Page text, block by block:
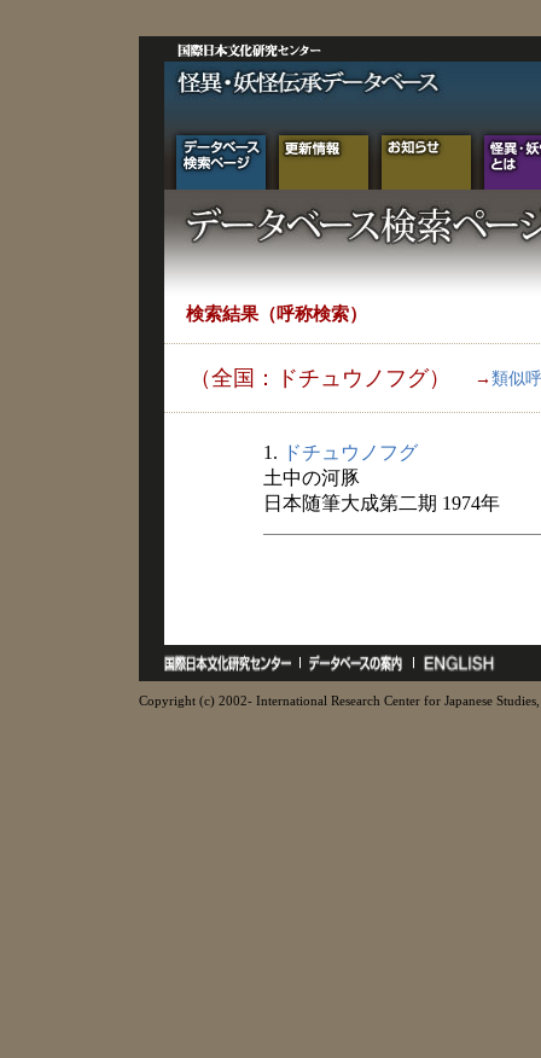
検索結果（呼称検索）
（全国：ドチュウノフグ） → 類似
1. ドチュウノフグ
土中の河豚
日本随筆大成第二期 1974年
Copyright (c) 2002- International Research Center for Japanese